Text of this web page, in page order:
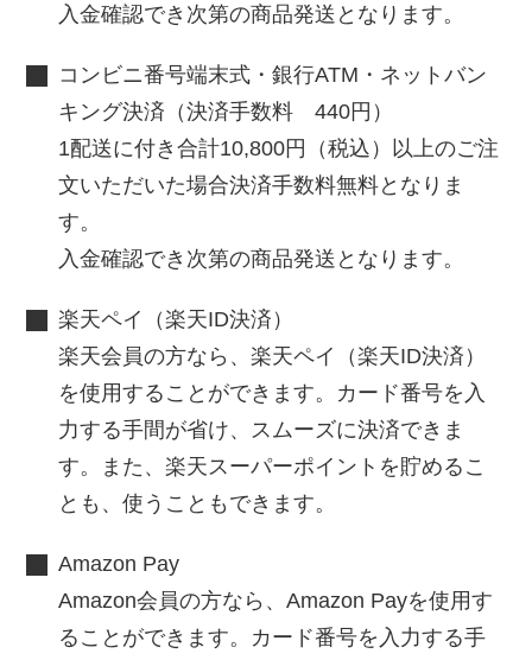
入金確認でき次第の商品発送となります。
コンビニ番号端末式・銀行ATM・ネットバン
キング決済（決済手数料 440円）
1配送に付き合計10,800円（税込）以上のご注
文いただいた場合決済手数料無料となりま
す。
入金確認でき次第の商品発送となります。
楽天ペイ（楽天ID決済）
楽天会員の方なら、楽天ペイ（楽天ID決済）
を使用することができます。カード番号を入
力する手間が省け、スムーズに決済できま
す。また、楽天スーパーポイントを貯めるこ
とも、使うこともできます。
Amazon Pay
Amazon会員の方なら、Amazon Payを使用す
ることができます。カード番号を入力する手